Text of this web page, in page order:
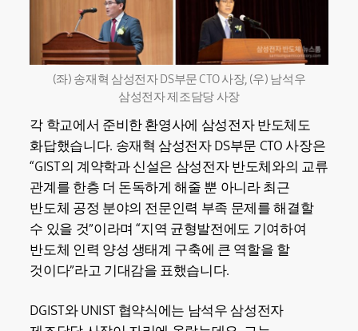
(좌) 송재혁 삼성전자 DS부문 CTO 사장, (우) 남석우
삼성전자 제조담당 사장
각 학교에서 준비한 환영사에 삼성전자 반도체도
화답했습니다. 송재혁 삼성전자 DS부문 CTO 사장은
“GIST의 계약학과 신설은 삼성전자 반도체와의 교류
관계를 한층 더 돈독하게 해줄 뿐 아니라 최근
반도체 공정 분야의 전문인력 부족 문제를 해결할
수 있을 것”이라며 “지역 균형발전에도 기여하여
반도체 인력 양성 생태계 구축에 큰 역할을 할
것이다”라고 기대감을 표했습니다.
DGIST와 UNIST 협약식에는 남석우 삼성전자